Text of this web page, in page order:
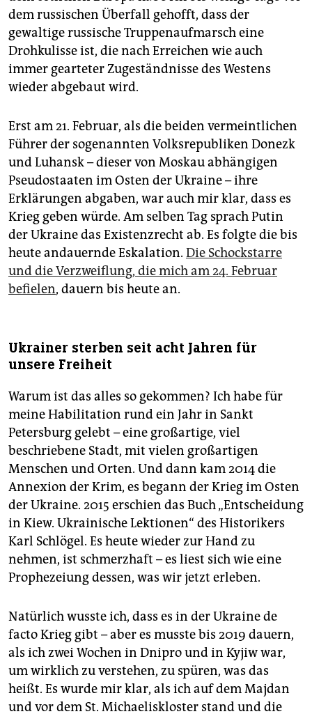
dem russischen Überfall gehofft, dass der
gewaltige russische Truppenaufmarsch eine
Drohkulisse ist, die nach Erreichen wie auch
immer gearteter Zugeständnisse des Westens
wieder abgebaut wird.
Erst am 21. Februar, als die beiden vermeintlichen
Führer der sogenannten Volksrepubliken Donezk
und Luhansk – dieser von Moskau abhängigen
Pseudostaaten im Osten der Ukraine – ihre
Erklärungen abgaben, war auch mir klar, dass es
Krieg geben würde. Am selben Tag sprach Putin
der Ukraine das Existenzrecht ab. Es folgte die bis
heute andauernde Eskalation. Die Schockstarre
und die Verzweiflung, die mich am 24. Februar
befielen, dauern bis heute an.
Ukrainer sterben seit acht Jahren für
unsere Freiheit
Warum ist das alles so gekommen? Ich habe für
meine Habilitation rund ein Jahr in Sankt
Petersburg gelebt – eine großartige, viel
beschriebene Stadt, mit vielen großartigen
Menschen und Orten. Und dann kam 2014 die
Annexion der Krim, es begann der Krieg im Osten
der Ukraine. 2015 erschien das Buch „Entscheidung
in Kiew. Ukrainische Lektionen“ des Historikers
Karl Schlögel. Es heute wieder zur Hand zu
nehmen, ist schmerzhaft – es liest sich wie eine
Prophezeiung dessen, was wir jetzt erleben.
Natürlich wusste ich, dass es in der Ukraine de
facto Krieg gibt – aber es musste bis 2019 dauern,
als ich zwei Wochen in Dnipro und in Kyjiw war,
um wirklich zu verstehen, zu spüren, was das
heißt. Es wurde mir klar, als ich auf dem Majdan
und vor dem St. Michaeliskloster stand und die